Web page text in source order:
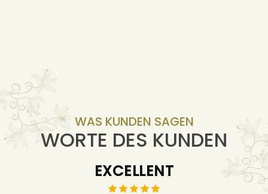
WAS KUNDEN SAGEN
WORTE DES KUNDEN
EXCELLENT